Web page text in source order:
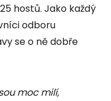
hostů. Jako každý
odboru
se o ně dobře
moc milí,